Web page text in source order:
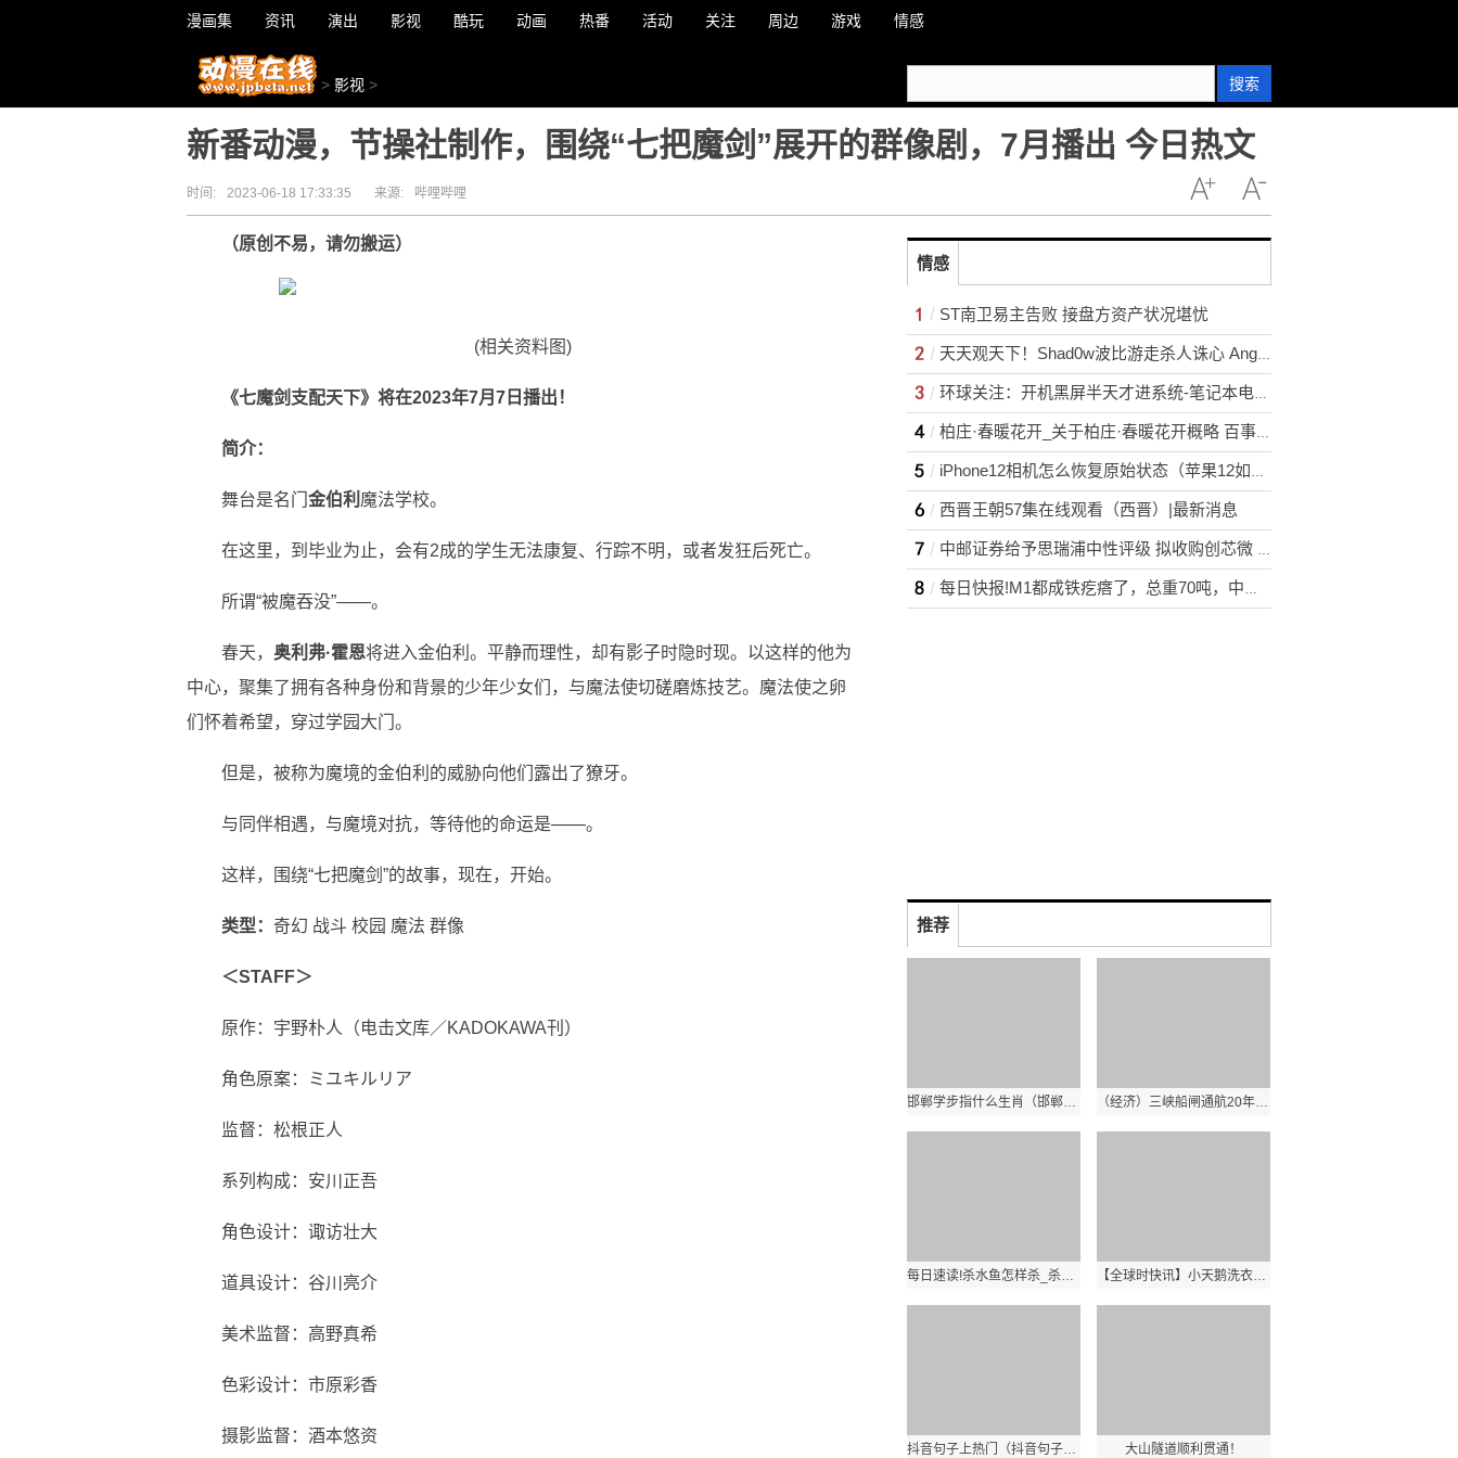
漫画集 资讯 演出 影视 酷玩 动画 热番 活动 关注 周边 游戏 情感
> 影视 > 搜索
新番动漫，节操社制作，围绕“七把魔剑”展开的群像剧，7月播出 今日热文
时间: 2023-06-18 17:33:35 来源: 哔哩哔哩
（原创不易，请勿搬运）
(相关资料图)
《七魔剑支配天下》 将在2023年7月7日播出！
简介：
舞台是名门 金伯利 魔法学校。
在这里，到毕业为止，会有2成的学生无法康复、行踪不明，或者发狂后死亡。
所谓“被魔吞没”——。
春天， 奥利弗·霍恩将进入金伯利。平静而理性，却有影子时隐时现。以这样的他为
中心，聚集了拥有各种身份和背景的少年少女们，与魔法使切磋磨炼技艺。魔法使之卵
们怀着希望，穿过学园大门。
但是，被称为魔境的金伯利的威胁向他们露出了獠牙。
与同伴相遇，与魔境对抗，等待他的命运是——。
这样，围绕“七把魔剑”的故事，现在，开始。
类型： 奇幻 战斗 校园 魔法 群像
＜STAFF＞
原作：宇野朴人（电击文库／KADOKAWA刊）
角色原案：ミユキルリア
监督：松根正人
系列构成：安川正吾
角色设计：诹访壮大
道具设计：谷川亮介
美术监督：高野真希
色彩设计：市原彩香
摄影监督：酒本悠资
情感
ST南卫易主告败 接盘方资产状况堪忧
天天观天下！Shad0w波比游走杀人诛心 Angel妖狐精准魅惑 NIP先下一城
环球关注：开机黑屏半天才进系统-笔记本电脑开机总是黑屏不进入系统
柏庄·春暖花开_关于柏庄·春暖花开概略 百事通
iPhone12相机怎么恢复原始状态（苹果12如何恢复相机默认设置）_环球热消息
西晋王朝57集在线观看（西晋）|最新消息
中邮证券给予思瑞浦中性评级 拟收购创芯微 业务协同多元化发展。_热闻
每日快报!M1都成铁疙瘩了，总重70吨，中了IED照样脱帽
推荐
邯郸学步指什么生肖（邯郸学步是什么生肖）_全球今热点 （经济）三峡船闸通航20年累计货运量达19.1亿吨
每日速读!杀水鱼怎样杀_杀水鱼方法 【全球时快讯】小天鹅洗衣机是美的旗下的品牌吗（小天鹅被美的收购）
抖音句子上热门（抖音句子上热门简短真实） 当前快播 大山隧道顺利贯通！